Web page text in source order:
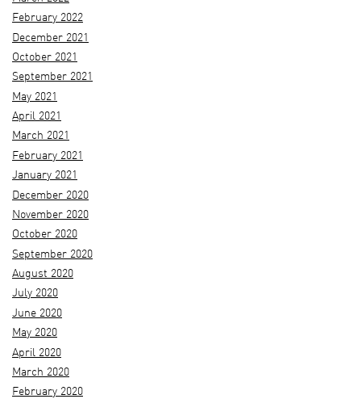
February 2022
December 2021
October 2021
September 2021
May 2021
April 2021
March 2021
February 2021
January 2021
December 2020
November 2020
October 2020
September 2020
August 2020
July 2020
June 2020
May 2020
April 2020
March 2020
February 2020